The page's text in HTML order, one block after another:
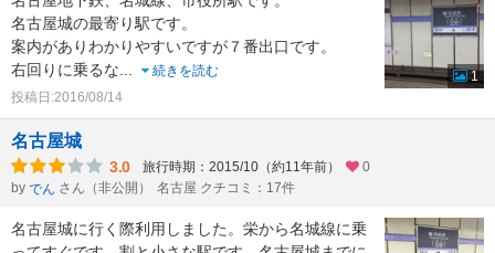
名古屋城の最寄り駅です。
案内がありわかりやすいですが７番出口です。
右回りに乗るな
続きを読む
投稿日:2016/08/14
1
名古屋城
3.0 旅行時期：2015/10（約11年前）
0
by でん さん（非公開） 名古屋 クチコミ：17件
名古屋城に行く際利用しました。栄から名城線に乗